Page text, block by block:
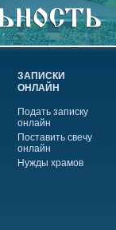
ЗАПИСКИ
ОНЛАЙН
Подать записку
онлайн
Поставить свечу
онлайн
Нужды храмов